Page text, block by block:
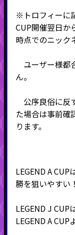
※トロフィーに
CUP開催翌日か
時点でのニック
ユーザー様都
ん。
公序良俗に反
た場合は事前確
ります。
LEGEND A
勝を狙いやすい！
LEGEND J
LEGEND A CUP